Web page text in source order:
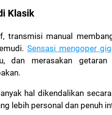
Klasik
transmisi manual
Sensasi mengoper
dan merasakan getaran
hal dikendalikan
lebih personal dan penuh